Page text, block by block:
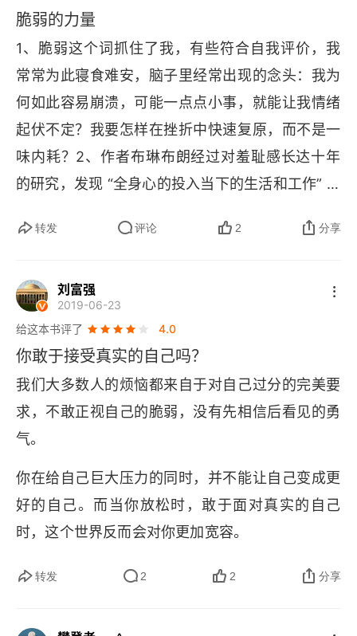
辜负。
脆弱的力量
1、脆弱这个词抓住了我，有些符合自我评价，我
常常为此寝食难安，脑子里经常出现的念头：我为
何如此容易崩溃，可能一点点小事，就能让我情绪
起伏不定？我要怎样在挫折中快速复原，而不是一
味内耗？2、作者布琳布朗经过对羞耻感长达十年
的研究，发现 “全身心的投入当下的生活和工作” 是
素就是 “羞耻感、恐惧、脆弱”。人们如果能无条件
就是觉得 “我不够好。”，是采用了社会评价体系作
视的演讲，那种钻地缝的感觉可能我们也有经历，
的确感觉非常不好，如果处理不好，会给未来留下
心理阴影。3、作者给出了一个在挫折事件中如何
快速复原的方法，羞耻感若想控制我们的生活必须
中站起来的复原力所包含的四个因素：1）. 理解羞
耻感，能够识别产生羞耻的诱因。2）. 批判地看问
题，不完美不代表不够好。3）. 和信任的人分享故
转发 评论 2 分享
刘富强
2019-06-23
给这本书评了
4.0
你敢于接受真实的自己吗？
我们大多数人的烦恼都来自于对自己过分的完美要
求，不敢正视自己的脆弱，没有先相信后看见的勇
气。
你在给自己巨大压力的同时，并不能让自己变成更
好的自己。而当你放松时，敢于面对真实的自己
时，这个世界反而会对你更加宽容。
用马克吐温的一句话作为结束语：
样。热恋，像从未受过伤；活着，即把人间当作天
转发 2 2 分享